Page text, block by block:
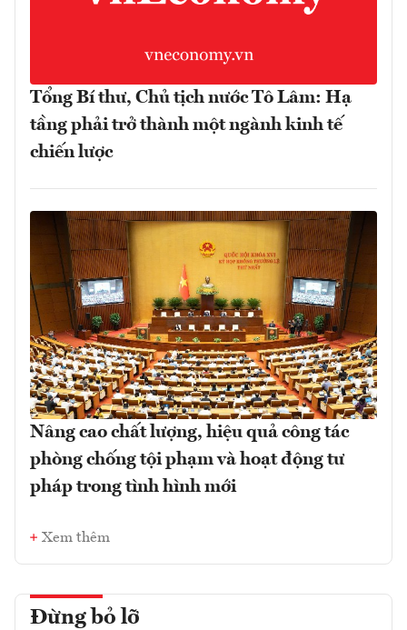
Tổng Bí thư, Chủ tịch nước Tô Lâm: Hạ
tầng phải trở thành một ngành kinh tế
chiến lược
Nâng cao chất lượng, hiệu quả công tác
phòng chống tội phạm và hoạt động tư
pháp trong tình hình mới
Xem thêm
Đừng bỏ lỡ